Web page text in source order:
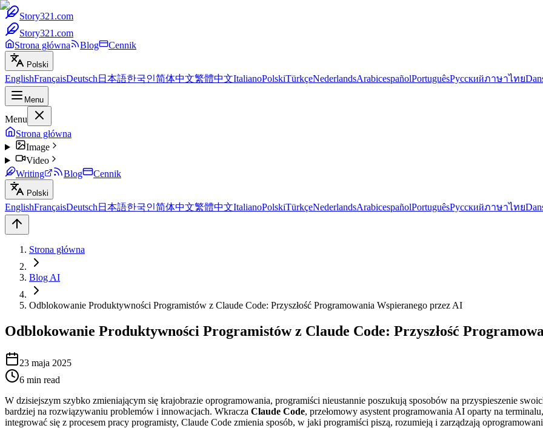
Story321.com
Story321.com
Strona główna
Blog Cennik
Polski
EnglishFrançaisDeutsch 日本語한국인简体中文繁體中文ItalianoPolskiTürkçeNederlandsArabicespañolPortuguêsРусскийภาษาไทย
Menu
Menu
Strona główna
Image
Video
Writing
Blog Cennik
Polski
EnglishFrançaisDeutsch 日本語한국인简体中文繁體中文ItalianoPolskiTürkçeNederlandsArabicespañolPortuguêsРусскийภาษาไทย
Strona główna
Blog AI
Odblokowanie Produktywności Programistów z Claude Code: Przyszłość Programowania Wspieranego przez AI
Odblokowanie Produktywności Programistów z Claude Code: Przyszłość
23 maja 2025
6 min read
W dzisiejszym szybko zmieniającym się krajobrazie oprogramowania, programiści nieustannie poszukują sposobów na przyspieszenie
bardziej na rozwiązywaniu problemów i innowacjach. Wkracza Claude Code, przełomowy asystent programowania AI oparty na
integrować się z procesem pracy programisty, Claude Code zmienia sposób, w jaki programiści piszą, rozumieją i zarządzają